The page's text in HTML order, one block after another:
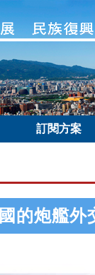
訂閱方案
的炮艦外